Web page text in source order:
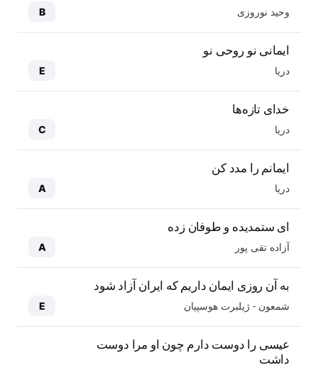
وحید نوروزی B
ایمانی نو روحی نو
دریا E
خدای تازه‌ها
دریا C
ایمانم را مدد کن
دریا A
ای ستمدیده و طوفان زده
آزاده تقی پور A
به آن روزی ایمان داریم که ایران آزاد شود
شمعون - ژیلبرت هوسپیان E
عیسی را دوست دارم چون او مرا دوست
داشت